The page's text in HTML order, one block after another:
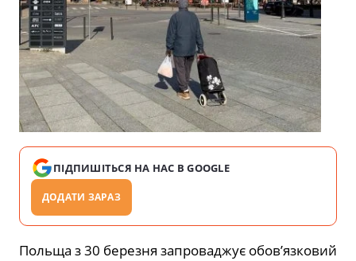
ПІДПИШІТЬСЯ НА НАС В GOOGLE
ДОДАТИ ЗАРАЗ
Польща з 30 березня запроваджує обов’язковий